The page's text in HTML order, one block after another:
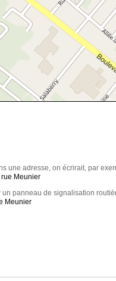
une adresse, on écrirait, par
rue Meunier
un panneau de signalisation
Meunier